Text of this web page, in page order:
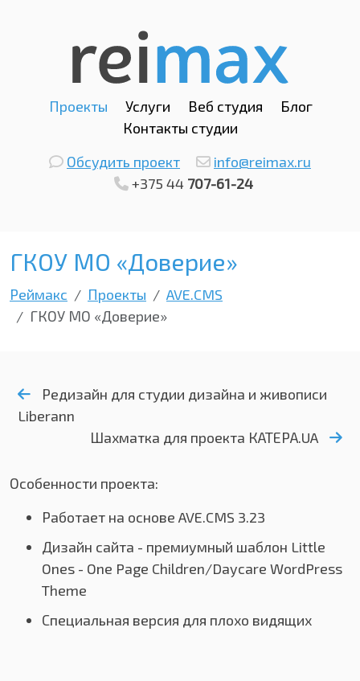
Проекты Услуги Веб студия
Блог
Контакты студии
Обсудить проект
info@reimax.ru
+375 44 707-61-24
ГКОУ МО «Доверие»
Реймакс Проекты
AVE.CMS
ГКОУ МО «Доверие»
Редизайн для студии дизайна и живописи
Liberann
Шахматка для проекта КАТЕРА.UA
Особенности проекта:
Работает на основе AVE.CMS 3.23
Дизайн сайта - премиумный шаблон Little
Ones - One Page Children/Daycare WordPress
Theme
Специальная версия для плохо видящих